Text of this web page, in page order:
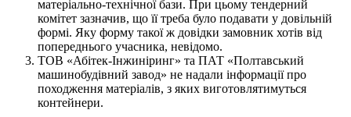
матеріально-технічної бази. При цьому тендерний
комітет зазначив, що її треба було подавати у довільній
формі. Яку форму такої ж довідки замовник хотів від
попереднього учасника, невідомо.
ТОВ «Абітек-Інжиніринг» та ПАТ «Полтавський
машинобудівний завод» не надали інформації про
походження матеріалів, з яких виготовлятимуться
контейнери.